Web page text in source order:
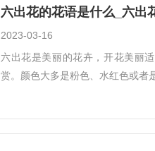
六出花的花语是什么_六出
2023-03-16
六出花是美丽的花卉，开花美丽
赏。颜色大多是粉色、水红色或者